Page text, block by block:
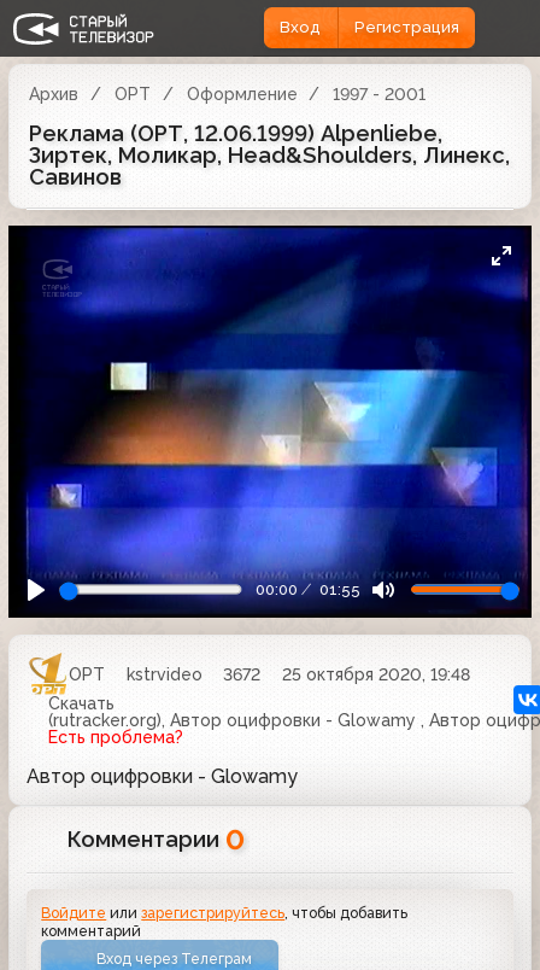
Вход Регистрация
Архив ОРТ Оформление 1997 - 2001
Реклама (ОРТ, 12.06.1999) Alpenliebe,
Зиртек, Моликар, Head&Shoulders, Линекс,
Савинов
00:00 01:55
ОРТ kstrvideo 3672
25 октября 2020, 19:48
Скачать
(rutracker.org), Автор оцифровки - Glowamy , Автор
Есть проблема?
Автор оцифровки - Glowamy
Комментарии 0
Войдите илизарегистрируйтесь, чтобы добавить
комментарий
Вход через Телеграм